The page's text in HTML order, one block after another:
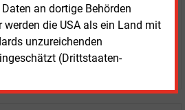
an dortige Behörden
werden die USA als ein Land mit
unzureichenden
(Drittstaaten-